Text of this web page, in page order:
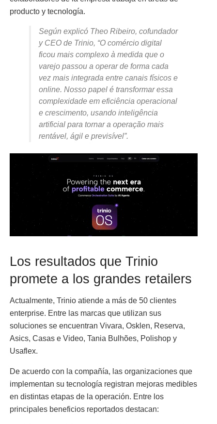
producto y tecnología.
Según explicó Theo Ribeiro, cofundador
y CEO de Trinio, “O comércio digital
ficou mais complexo à medida que o
varejo passou a operar de forma cada
vez mais integrada entre canais físicos e
online. Nosso papel é transformar essa
complexidade em eficiência operacional
e crescimento, usando inteligência
artificial para tornar a operação mais
rentável, ágil e previsível”.
Los resultados que Trinio
promete a los grandes retailers
Actualmente, Trinio atiende a más de 50 clientes
enterprise. Entre las marcas que utilizan sus
soluciones se encuentran Vivara, Osklen, Reserva,
Asics, Casas e Video, Tania Bulhões, Polishop y
Usaflex.
De acuerdo con la compañía, las organizaciones que
implementan su tecnología registran mejoras medibles
en distintas etapas de la operación. Entre los
principales beneficios reportados destacan: